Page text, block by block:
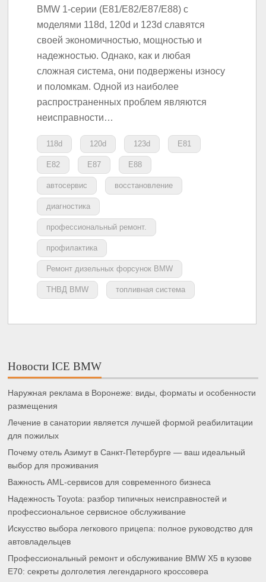
BMW 1-серии (E81/E82/E87/E88) с
моделями 118d, 120d и 123d славятся
своей экономичностью, мощностью и
надежностью. Однако, как и любая
сложная система, они подвержены износу
и поломкам. Одной из наиболее
распространенных проблем являются
неисправности…
118d 120d 123d E81
E82 E87 E88
автосервис восстановление
диагностика
профессиональный ремонт.
профилактика
Ремонт дизельных форсунок BMW
ТНВД BMW топливная система
Новости ICE BMW
Наружная реклама в Воронеже: виды, форматы и особенности
размещения
Лечение в санатории является лучшей формой реабилитации
для пожилых
Почему отель Азимут в Санкт-Петербурге — ваш идеальный
выбор для проживания
Важность AML-сервисов для современного бизнеса
Надежность Toyota: разбор типичных неисправностей и
профессиональное сервисное обслуживание
Искусство выбора легкового прицепа: полное руководство для
автовладельцев
Профессиональный ремонт и обслуживание BMW X5 в кузове
E70: секреты долголетия легендарного кроссовера